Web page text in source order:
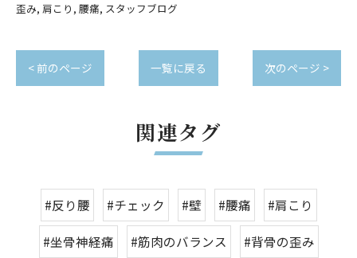
歪み 肩こり 腰痛 スタッフブログ
< 前のページ 一覧に戻る 次のページ >
関連タグ
#反り腰 #チェック #壁 #腰痛 #肩こり
#坐骨神経痛 #筋肉のバランス #背骨の歪み